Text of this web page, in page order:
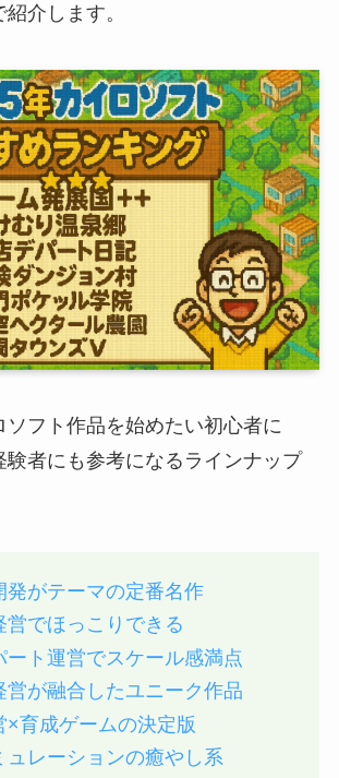
介します。
ソフト作品を始めたい初心者に
験者にも参考になるラインナップ
発がテーマの定番名作
営でほっこりできる
ート運営でスケール感満点
営が融合したユニーク作品
×育成ゲームの決定版
ュレーションの癒やし系